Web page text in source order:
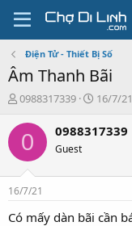
Điện Tử - Thiết Bị Số
Âm Thanh Bãi
T
r
e
a
s
t
a
0988317339
N
à
16/7/21
0 0988317339
Guest
16/7/21
Có mấy dàn bãi cần